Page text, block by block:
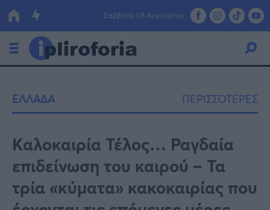
Σάββατο 08 Αυγούστου
Οικονομία
Πολιτική
Τράπεζες
Επιδοτήσεις
Κόσμος
ΕΛΛΑΔΑ ΠΕΡΙΣΣΟΤΕΡΕΣ
Καλοκαιρία Τέλος… Ραγδαία
επιδείνωση του καιρού – Τα
τρία «κύματα» κακοκαιρίας που